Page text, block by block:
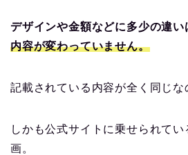
デザインや金額などに多少の違い
内容が変わっていません。
記載されている内容が全く同じな
しかも公式サイトに乗せられて
画。